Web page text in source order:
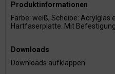
Produktinformationen
Farbe: weiß, Scheibe: Acrylglas
Hartfaserplatte. Mit
Downloads
Downloads aufklappen